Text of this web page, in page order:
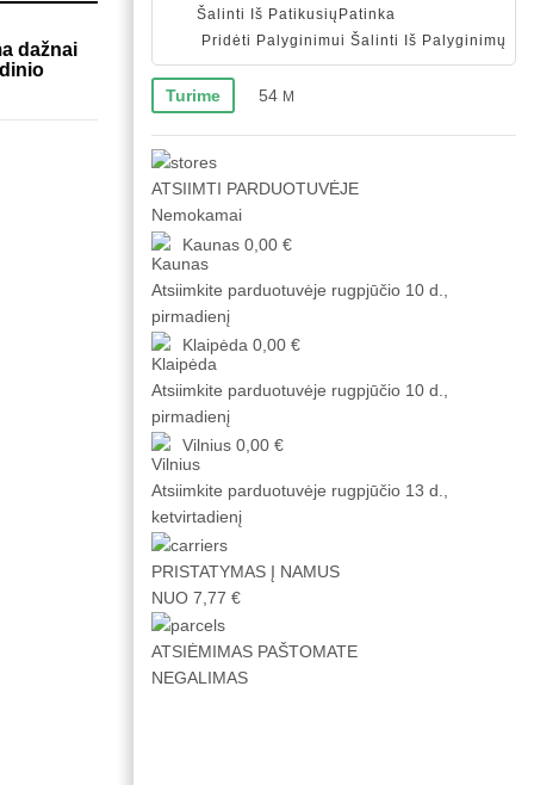
Šalinti Iš Patikusių Patinka
Pridėti Palyginimui Šalinti Iš Palyginimų
Turime 54 M
ATSIIMTI PARDUOTUVĖJE
Nemokamai
Kaunas 0,00 €
Atsiimkite parduotuvėje rugpjūčio 10 d.,
pirmadienį
Klaipėda 0,00 €
Atsiimkite parduotuvėje rugpjūčio 10 d.,
pirmadienį
Vilnius 0,00 €
Atsiimkite parduotuvėje rugpjūčio 13 d.,
ketvirtadienį
PRISTATYMAS Į NAMUS
NUO 7,77 €
ATSIĖMIMAS PAŠTOMATE
NEGALIMAS
dažnai